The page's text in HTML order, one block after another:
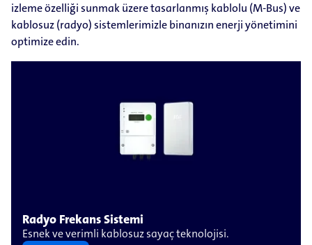
izleme özelliği sunmak üzere tasarlanmış kablolu (M-Bus) ve
kablosuz (radyo) sistemlerimizle binanızın enerji yönetimini
optimize edin.
Radyo Frekans Sistemi
Esnek ve verimli kablosuz sayaç teknolojisi.